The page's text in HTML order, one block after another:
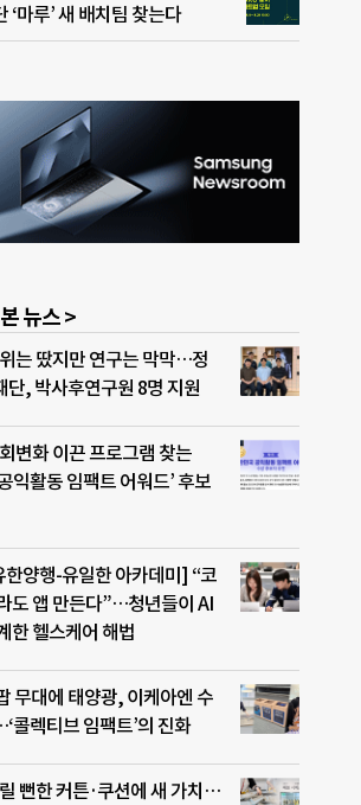
‘마루’ 새 배치팀 찾는다
뉴스 >
는 땄지만 연구는 막막…정
단, 박사후연구원 8명 지원
변화 이끈 프로그램 찾는
익활동 임팩트 어워드’ 후보
한양행-유일한 아카데미] “코
도 앱 만든다”…청년들이 AI
한 헬스케어 해법
무대에 태양광, 이케아엔 수
콜렉티브 임팩트’의 진화
뻔한 커튼·쿠션에 새 가치…